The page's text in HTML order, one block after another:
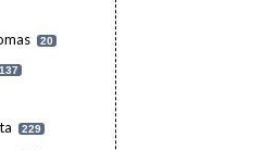
20
137
229